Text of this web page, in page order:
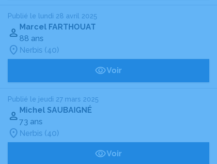
Publié le lundi 28 avril 2025
Marcel FARTHOUAT
88 ans
Nerbis (40)
Voir
Publié le jeudi 27 mars 2025
Michel SAUBAIGNÉ
73 ans
Nerbis (40)
Voir